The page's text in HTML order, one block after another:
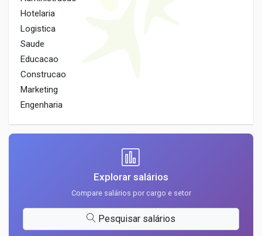
Hotelaria
Logistica
Saude
Educacao
Construcao
Marketing
Engenharia
Explorar salários
Compare salários por cargo e setor
Pesquisar salários